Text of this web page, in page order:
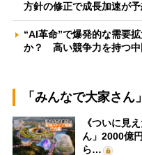
方針の修正で成長加速が
“AI革命”で爆発的な需要
か？ 高い競争力を持つ
「みんなで大家さ
《ついに見
ん」2000億
ら…